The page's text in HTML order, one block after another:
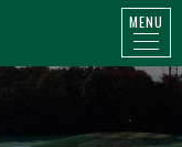
MENU